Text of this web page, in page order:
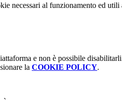
necessari al funzionamento ed
e non è possibile
la COOKIE POLICY.